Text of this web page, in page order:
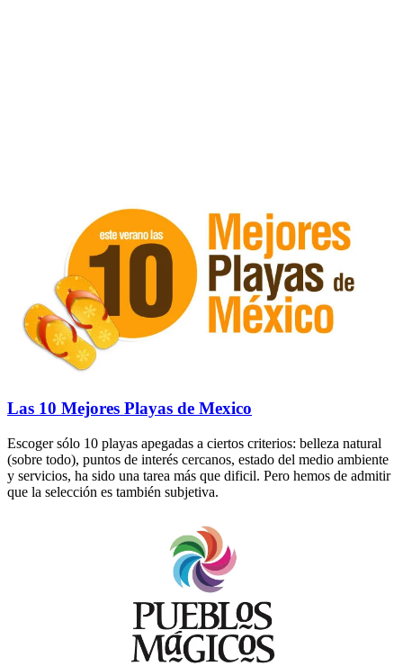
Las 10 Mejores Playas de Mexico
Escoger sólo 10 playas apegadas a ciertos criterios: belleza natural
(sobre todo), puntos de interés cercanos, estado del medio ambiente
y servicios, ha sido una tarea más que dificil. Pero hemos de admitir
que la selección es también subjetiva.